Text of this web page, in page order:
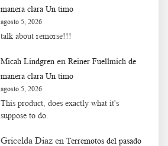
manera clara Un timo
agosto 5, 2026
talk about remorse!!!
Micah Lindgren en Reiner Fuellmich de
manera clara Un timo
agosto 5, 2026
This product, does exactly what it's
suppose to do.
Gricelda Diaz en Terremotos del pasado